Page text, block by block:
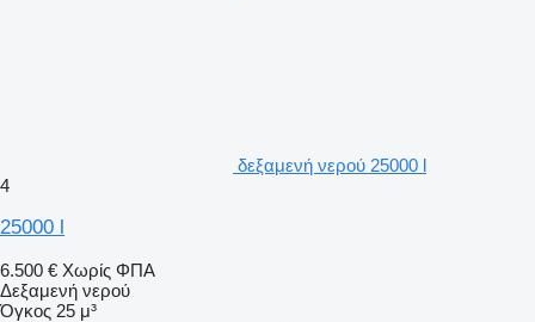
δεξαμενή νερού 25000 l
4
25000 l
6.500 € Χωρίς ΦΠΑ
Δεξαμενή νερού
Όγκος 25 μ³